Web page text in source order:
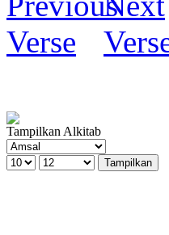
Tampilkan Alkitab